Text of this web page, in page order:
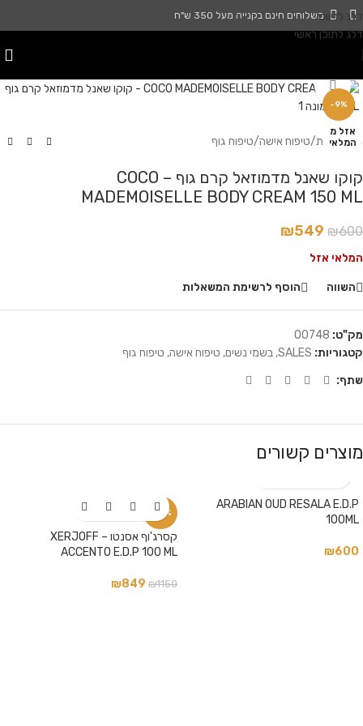
דלג לניווט
דלג לתוכן ראשי
משלוחים חינם בקנייה מעל 350 ש"ח
-9%
אזל מ
המלאי
לחץ להגדלה
עמוד הבית/טיפוח אישה/טיפוח גוף
קוקו שאנל מדמוזאל קרם גוף – COCO
MADEMOISELLE BODY CREAM 150 ML
₪600
₪549
המלאי אזל
השווה הוסף לרשימת המשאלות
מק"ט: 00748
קטגוריות: SALES
, בשמי נשים, טיפוח אישה, טיפוח גוף
שתף:
מוצרים קשורים
ARABIAN OUD RESALA E.D.P
100ML
₪600
-26%
קסרג'וף אסנטו – XERJOFF
ACCENTO E.D.P 100 ML
₪1150
₪849